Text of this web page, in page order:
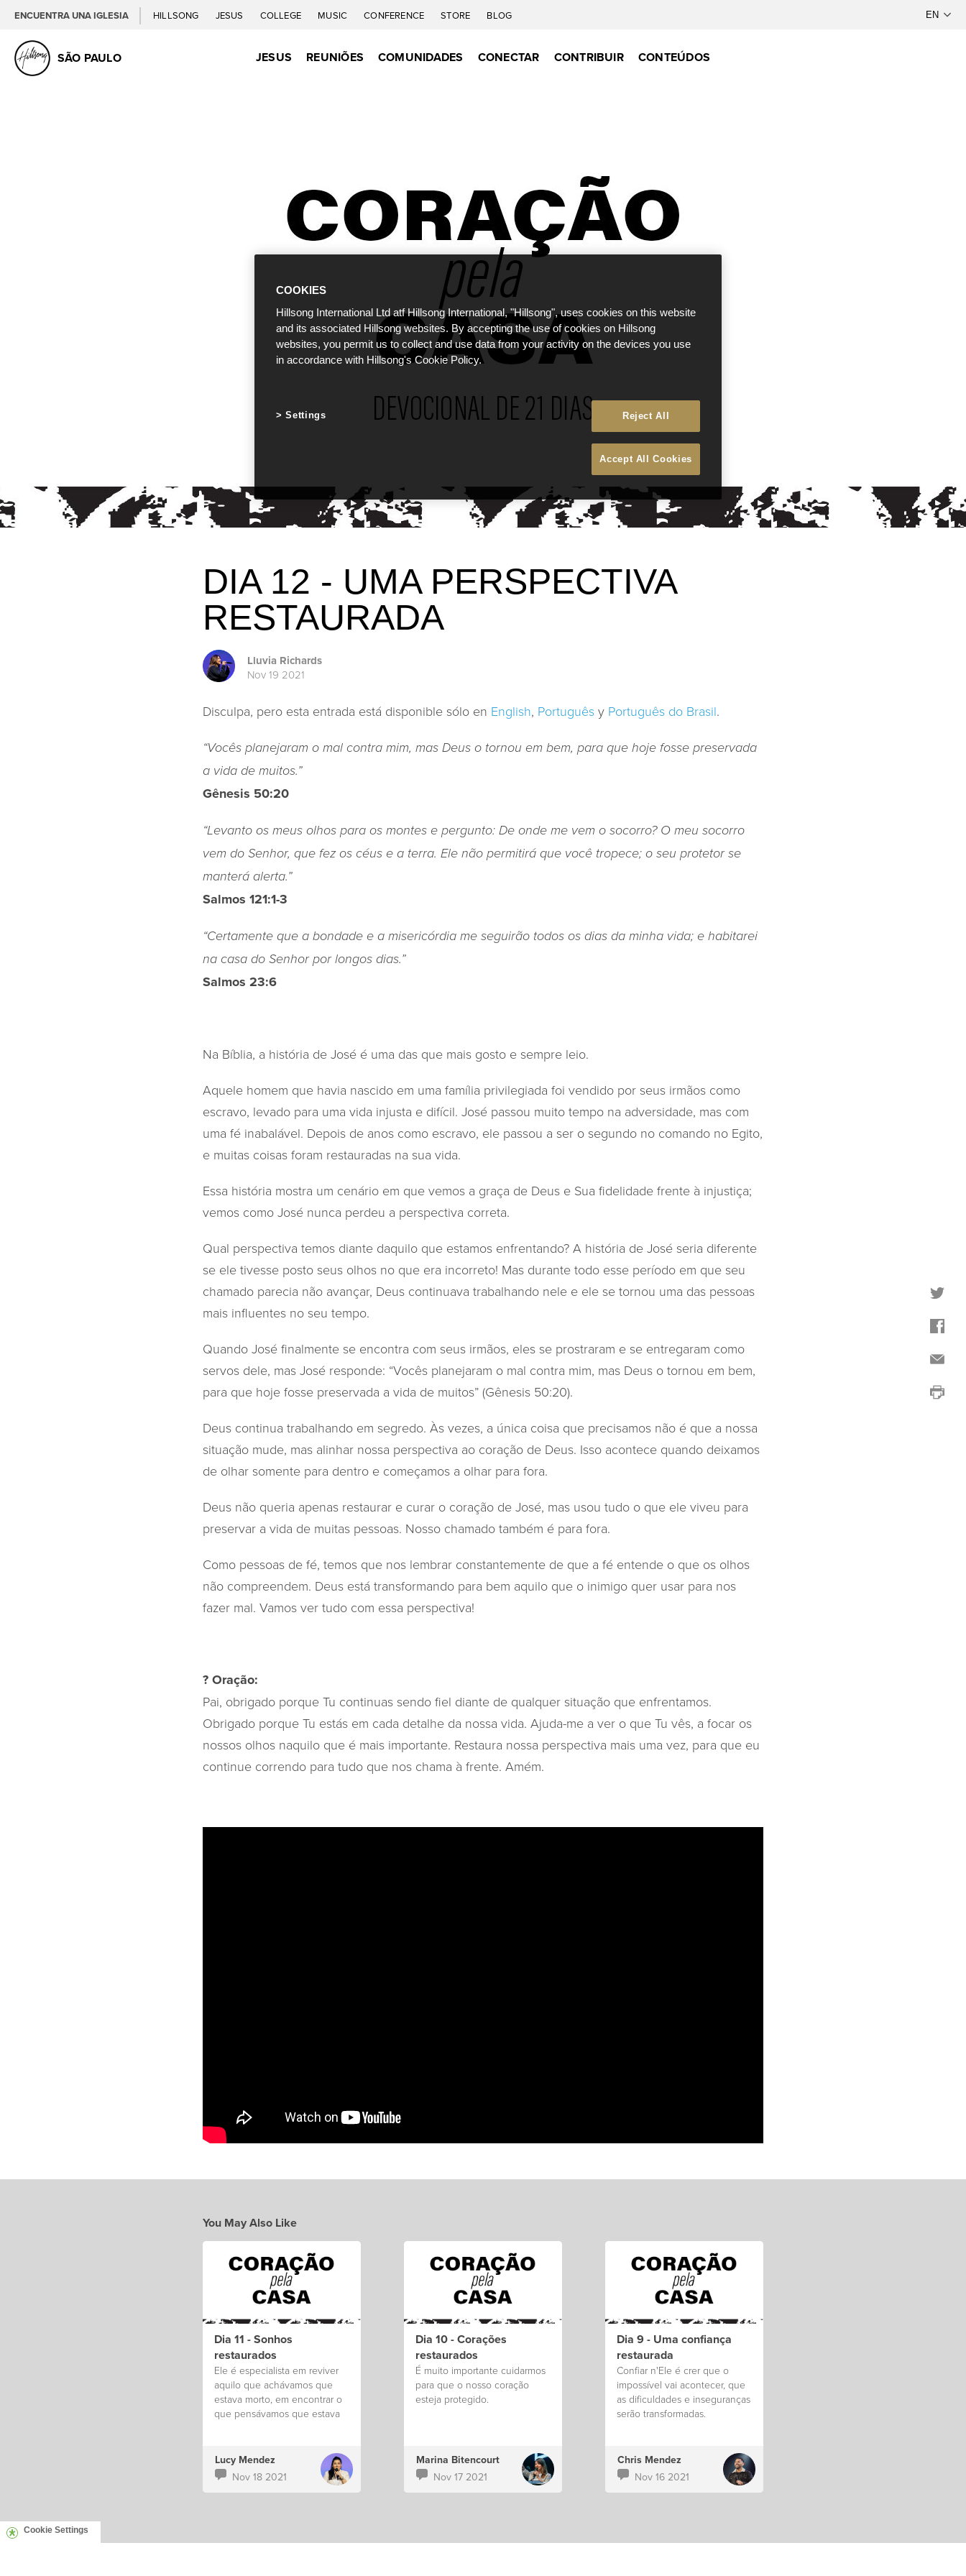
ENCUENTRA UNA IGLESIA HILLSONG JESUS COLLEGE MUSIC CONFERENCE STORE BLOG
SÃO PAULO JESUS REUNIÕES COMUNIDADES CONECTAR CONTRIBUIR CONTEÚDOS
DIA 12 - UMA PERSPECTIVA
RESTAURADA
Lluvia Richards
Nov 19 2021
Disculpa, pero esta entrada está disponible sólo en English, Português y Português do Brasil.
“Vocês planejaram o mal contra mim, mas Deus o tor­nou em bem, para que hoje fosse preservada
a vida de muitos.”
Gênesis 50:20
“Levanto os meus olhos para os montes e pergunto: De onde me vem o socorro? O meu socorro
vem do Senhor, que fez os céus e a terra. Ele não permitirá que você tropece; o seu protetor se
manterá alerta.”
Salmos 121:1-3
“Certamente que a bondade e a misericórdia me seguirão todos os dias da minha vida; e habitarei
na casa do Senhor por longos dias.”
Salmos 23:6
Na Bíblia, a história de José é uma das que mais gosto e sempre leio.
Aquele homem que havia nascido em uma família privilegiada foi vendido por seus irmãos como
escravo, levado para uma vida injusta e difícil. José passou muito tempo na adversidade, mas com
uma fé inabalável. Depois de anos como escravo, ele passou a ser o segundo no comando no Egito,
e muitas coisas foram restauradas na sua vida.
Essa história mostra um cenário em que vemos a graça de Deus e Sua fidelidade frente à injustiça;
vemos como José nunca perdeu a perspectiva correta.
Qual perspectiva temos diante daquilo que estamos enfrentando? A história de José seria diferente
se ele tivesse posto seus olhos no que era incorreto! Mas durante todo esse período em que seu
chamado parecia não avançar, Deus continuava trabalhando nele e ele se tornou uma das pessoas
mais influentes no seu tempo.
Quando José finalmente se encontra com seus irmãos, eles se prostraram e se entregaram como
servos dele, mas José responde: “Vocês planejaram o mal contra mim, mas Deus o tornou em bem,
para que hoje fosse preservada a vida de muitos” (Gênesis 50:20).
Deus continua trabalhando em segredo. Às vezes, a única coisa que precisamos não é que a nossa
situação mude, mas alinhar nossa perspectiva ao coração de Deus. Isso acontece quando deixamos
de olhar somente para dentro e começamos a olhar para fora.
Deus não queria apenas restaurar e curar o coração de José, mas usou tudo o que ele viveu para
preservar a vida de muitas pessoas. Nosso chamado também é para fora.
Como pessoas de fé, temos que nos lembrar constantemente de que a fé entende o que os olhos
não compreendem. Deus está transformando para bem aquilo que o inimigo quer usar para nos
fazer mal. Vamos ver tudo com essa perspectiva!
? Oração:
Pai, obrigado porque Tu continuas sendo fiel diante de qualquer situação que enfrentamos.
Obrigado porque Tu estás em cada detalhe da nossa vida. Ajuda-me a ver o que Tu vês, a focar os
nossos olhos naquilo que é mais importante. Restaura nossa perspectiva mais uma vez, para que eu
continue correndo para tudo que nos chama à frente. Amém.
You May Also Like
Dia 11 - Sonhos
restaurados
Ele é especialista em reviver
aquilo que achávamos que
estava morto, em encontrar o
que pensávamos que estava
Lucy Mendez
Nov 18 2021
Dia 10 - Corações
restaurados
É muito importante cuidarmos
para que o nosso coração
esteja protegido.
Marina Bitencourt
Nov 17 2021
Dia 9 - Uma confiança
restaurada
Confiar n'Ele é crer que o
impossível vai acontecer, que
as dificuldades e inseguranças
serão transformadas.
Chris Mendez
Nov 16 2021
Cookie Settings
COOKIES
Hillsong International Ltd atf Hillsong International, "Hillsong", uses cookies on this website
and its associated Hillsong websites. By accepting the use of cookies on Hillsong
websites, you permit us to collect and use data from your activity on the devices you use
in accordance with Hillsong's Cookie Policy.
Reject All
Accept All Cookies
Settings